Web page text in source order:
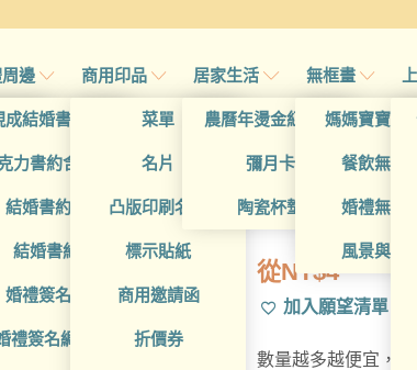
邊
成結婚書約夾
力書約含木座
結婚書約組
結婚書約
婚禮簽名簿
禮簽名綢(p)
商用印品
菜單
名片
凸版印刷名片
標示貼紙
商用邀請函
折價券
居家生活
農曆年燙金紅包袋
彌月卡
陶瓷杯墊
無框畫
媽媽寶寶無
餐飲無框畫
婚禮無框畫
風景與藝術
從NT$4
加入願望清單
數量越多越便宜，